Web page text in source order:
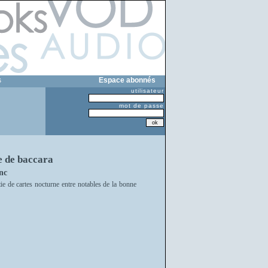
Espace abonnés
utilisateur
mot de passe
baccara
de cartes nocturne entre notables de la bonne